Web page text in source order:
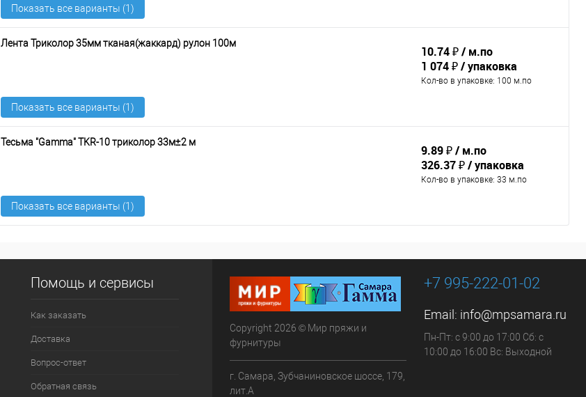
Лента Триколор 35мм тканая(жаккард) рулон 100м
10.74 ₽
м.по
1 074 ₽
упаковка
Кол-во в упаковке: 100 м.по
Тесьма "Gamma" TKR-10 триколор 33м±2 м
9.89 ₽
м.по
326.37 ₽
упаковка
Кол-во в упаковке: 33 м.по
Помощь и сервисы
Как заказать
Доставка
Вопрос-ответ
Обратная связь
Copyright 2026 © Мир пряжи и
фурнитуры
г. Самара, Зубчаниновское шоссе, 179,
лит.А
+7 995-222-01-02
Email: info@mpsamara.ru
Пн-Пт: с 9:00 до 17:00 Сб: с
10:00 до 16:00 Вс: Выходной